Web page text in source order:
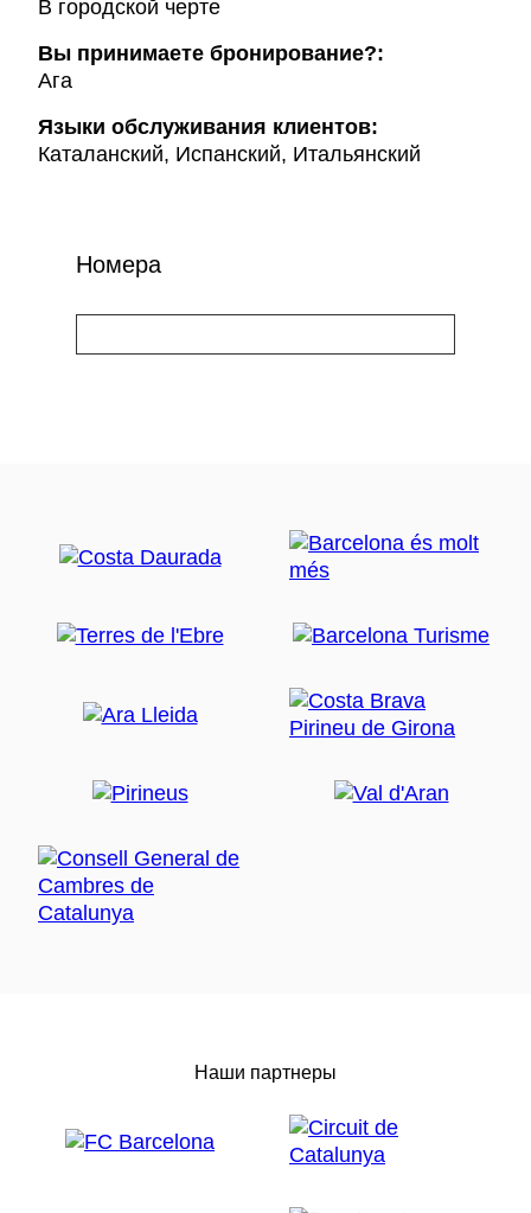
В городской черте
Вы принимаете бронирование?:
Ага
Языки обслуживания клиентов:
Каталанский, Испанский, Итальянский
Номера
Наши партнеры